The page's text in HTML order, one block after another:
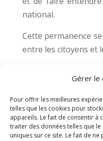
Gérer le
Pour offrir les meilleures
telles que les cookies pour
appareils. Le fait de consentir à
traiter des données telles que
uniques sur ce site. Le fait de
national.
Cette permanence
entre les citoyens et
contribuer à
plus solidaire, plus
de nos valeurs